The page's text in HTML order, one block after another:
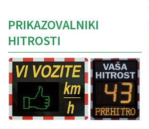
PRIKAZOVALNIKI
HITROSTI